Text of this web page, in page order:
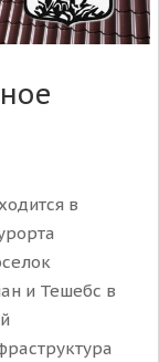
в
и Тешебс в